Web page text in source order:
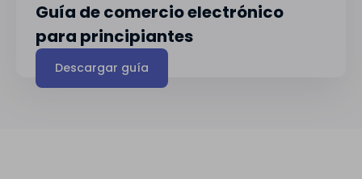
Guía de comercio electrónico
para principiantes
Descargar guía